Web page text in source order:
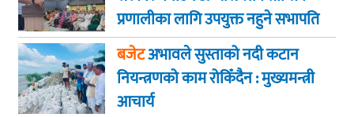
प्रणालीका लागि उपयुक्त नहुने सभापति
गगन कुमार थापा
बजेटअभावले सुस्ताको नदी कटान
नियन्त्रणको काम रोकिँदैन : मुख्यमन्त्री
आचार्य